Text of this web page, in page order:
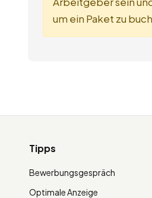
um ein Paket zu
Tipps
Bewerbungsgespräch
Optimale Anzeige